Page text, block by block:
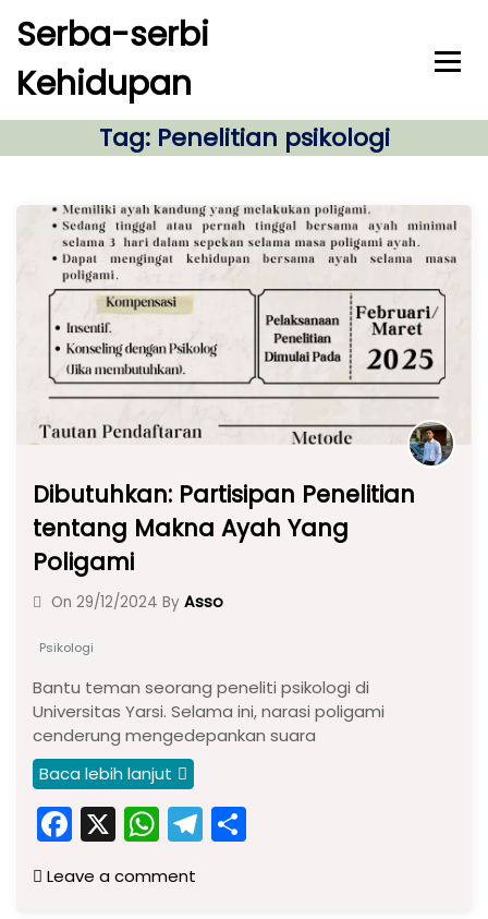
c
Serba-serbi
Kehidupan
Tag: Penelitian psikologi
Dibutuhkan: Partisipan Penelitian
tentang Makna Ayah Yang
Poligami
On 29/12/2024 By Asso
Psikologi
Bantu teman seorang peneliti psikologi di
Universitas Yarsi. Selama ini, narasi poligami
cenderung mengedepankan suara
Baca lebih lanjut
F
a
c
X W
h
a
T
el
Leave a comment